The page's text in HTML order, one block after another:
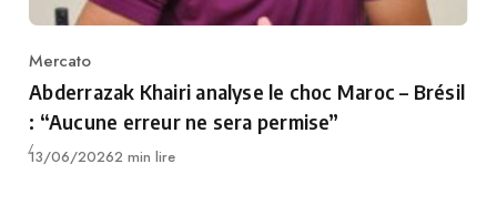
Category
Mercato
Abderrazak Khairi analyse le choc Maroc – Brésil
: “Aucune erreur ne sera permise”
Publié
13/06/20262 min lire